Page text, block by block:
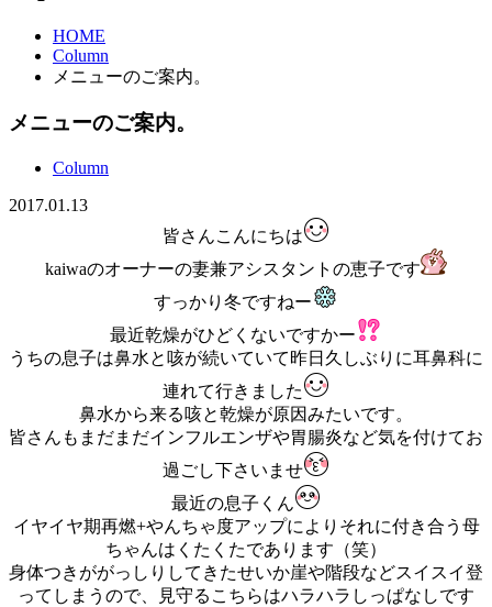
HOME
Column
メニューのご案内。
メニューのご案内。
Column
2017.01.13
皆さんこんにちは
kaiwaのオーナーの妻兼アシスタントの恵子です
すっかり冬ですねー
最近乾燥がひどくないですかー
うちの息子は鼻水と咳が続いていて昨日久しぶりに耳鼻科に
連れて行きました
鼻水から来る咳と乾燥が原因みたいです。
皆さんもまだまだインフルエンザや胃腸炎など気を付けてお
過ごし下さいませ
最近の息子くん
イヤイヤ期再燃+やんちゃ度アップによりそれに付き合う母
ちゃんはくたくたであります（笑）
身体つきががっしりしてきたせいか崖や階段などスイスイ登
ってしまうので、見守るこちらはハラハラしっぱなしです